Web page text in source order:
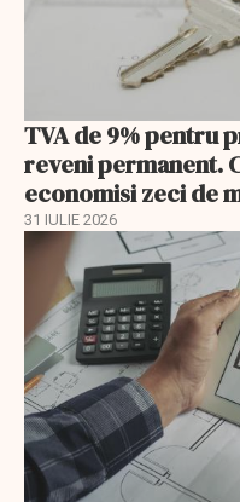
TVA de 9% pentru
reveni permanent.
economisi zeci de
31 IULIE 2026